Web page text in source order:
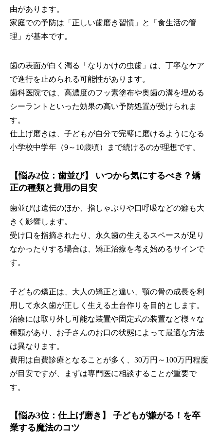
由があります。
家庭での予防は「正しい歯磨き習慣」と「食生活の管
理」が基本です。
歯の表面が白く濁る「なりかけの虫歯」は、丁寧なケア
で進行を止められる可能性があります。
歯科医院では、高濃度のフッ素塗布や奥歯の溝を埋める
シーラントといった効果の高い予防処置が受けられま
す。
仕上げ磨きは、子どもが自分で完璧に磨けるようになる
小学校中学年（9～10歳頃）まで続けるのが理想です。
【悩み2位：歯並び】 いつから気にするべき？矯
正の種類と費用の目安
歯並びは遺伝のほか、指しゃぶりや口呼吸などの癖も大
きく影響します。
受け口を指摘されたり、永久歯の生えるスペースが足り
なかったりする場合は、矯正治療を考え始めるサインで
す。
子どもの矯正は、大人の矯正と違い、顎の骨の成長を利
用して永久歯が正しく生える土台作りを目的とします。
治療には取り外し可能な装置や固定式の装置など様々な
種類があり、お子さんのお口の状態によって最適な方法
は異なります。
費用は自費診療となることが多く、30万円～100万円程度
が目安ですが、まずは専門医に相談することが重要で
す。
【悩み3位：仕上げ磨き】 子どもが嫌がる！を卒
業する魔法のコツ